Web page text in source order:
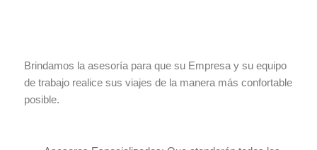
Brindamos la asesoría para que su Empresa y su equipo
de trabajo realice sus viajes de la manera más confortable
posible.